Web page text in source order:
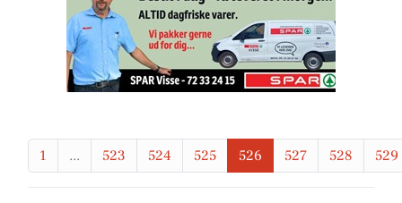
1 ... 523 524 525 526 527 528 529